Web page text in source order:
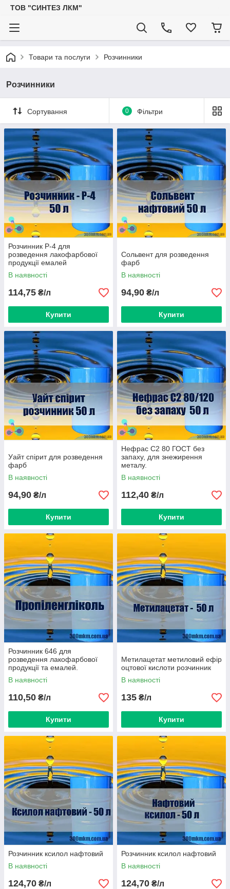
ТОВ "СИНТЕЗ ЛКМ"
Товари та послуги Розчинники
Розчинники
Сортування 0 Фільтри
Розчинник Р-4 для
розведення лакофарбової
продукції емалей
В наявності
114,75 ₴/л
Купити
Сольвент для розведення
фарб
В наявності
94,90 ₴/л
Купити
Уайт спірит для розведення
фарб
В наявності
94,90 ₴/л
Купити
Нефрас С2 80 ГОСТ без
запаху, для знежирення
металу.
В наявності
112,40 ₴/л
Купити
Розчинник 646 для
розведення лакофарбової
продукції та емалей.
В наявності
110,50 ₴/л
Купити
Метилацетат метиловий ефір
оцтової кислоти розчинник
В наявності
135 ₴/л
Купити
Розчинник ксилол нафтовий
В наявності
124,70 ₴/л
Розчинник ксилол нафтовий
В наявності
124,70 ₴/л